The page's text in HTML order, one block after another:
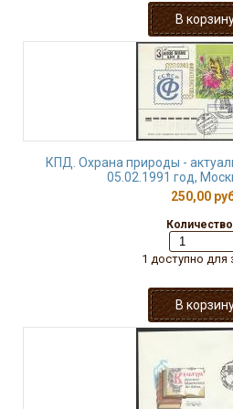
КПД. Охрана природы -
05.02.1991 год,
250,00
1 доступно для